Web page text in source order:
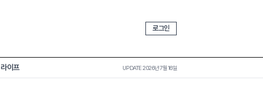
로그인
라이프 UPDATE 2026년 7월 16일